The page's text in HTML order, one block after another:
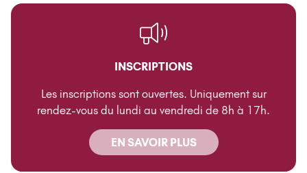
INSCRIPTIONS
Les inscriptions sont ouvertes. Uniquement sur
rendez-vous du lundi au vendredi de 8h à 17h.
EN SAVOIR PLUS